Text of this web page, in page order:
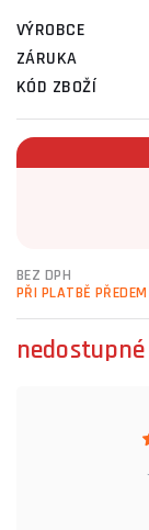
VÝROBCE
ZÁRUKA
KÓD ZBOŽÍ
BEZ DPH
PŘI PLATBĚ PŘEDEM
nedostupné